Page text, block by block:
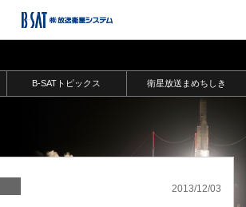
B-SATトピックス 衛星放送まめちしき
2013/12/03